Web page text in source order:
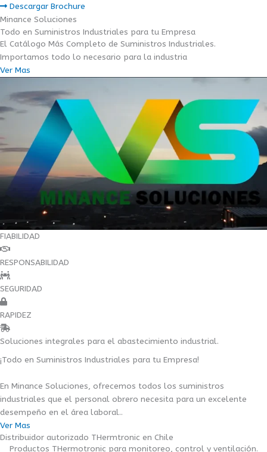
Descargar Brochure
Minance Soluciones
Todo en Suministros Industriales para tu Empresa
El Catálogo Más Completo de Suministros Industriales.
Importamos todo lo necesario para la industria
Ver Mas
FIABILIDAD
RESPONSABILIDAD
SEGURIDAD
RAPIDEZ
Soluciones integrales para el abastecimiento industrial.
¡Todo en Suministros Industriales para tu Empresa!
En Minance Soluciones, ofrecemos todos los suministros
industriales que el personal obrero necesita para un excelente
desempeño en el área laboral..
Ver Mas
Distribuidor autorizado THermtronic en Chile
Productos THermotronic para monitoreo, control y ventilación.